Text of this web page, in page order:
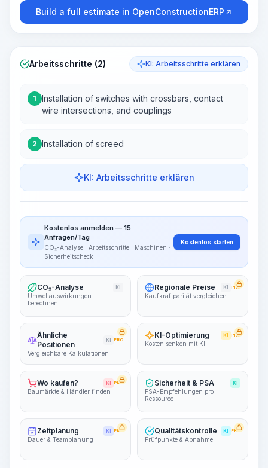
Build a full estimate in OpenConstructionERP
Arbeitsschritte (2) KI: Arbeitsschritte erklären
1
Installation of switches with crossbars, contact
wire intersections, and couplings
2 Installation of screed
KI: Arbeitsschritte erklären
Work Steps
~15-30 Sek.
Kostenlos anmelden — 15
Anfragen/Tag
CO₂-Analyse · Arbeitsschritte · Maschinen ·
Sicherheitscheck
Kostenlos starten
CO₂-Analyse KI
Umweltauswirkungen
berechnen
Regionale Preise KI PRO
Kaufkraftparität vergleichen
Ähnliche
Positionen
KI PRO
Vergleichbare Kalkulationen
KI-Optimierung KI PRO
Kosten senken mit KI
Wo kaufen? KI PRO
Baumärkte & Händler finden
Sicherheit & PSA KI
PSA-Empfehlungen pro
Ressource
Zeitplanung KI PRO
Dauer & Teamplanung
Qualitätskontrolle KI PRO
Prüfpunkte & Abnahme